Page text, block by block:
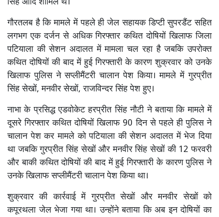
गौरतलब है कि मामले में पहले ही जेल सहायक डिप्टी सुपरडैंट सहित
लगभग एक दर्जन से अधिक गिरफ्तार कथित दोषियों खिलाफ जिला
पटियाला की सेशन अदालत में मामला चल रहा है जबकि उपरोक्त
कथित दोषियों की बाद में हुई गिरफ्तारी के कारण शुक्रवार को उनके
खिलाफ पुलिस ने सप्लीमैंटरी चालान पेश किया। मामले में गुरप्रीत
सिंह सेखों, मनवीर सेखों, राजविन्दर सिंह पेश हुए।
नाभा के प्रसिद्ध एडवोकेट हरप्रीत सिंह नौटी ने बताया कि मामले में
दूसरे गिरफ्तार कथित दोषियों खिलाफ 90 दिन से पहले ही पुलिस ने
चालान पेश कर मामले को पटियाला की सेशन अदालत में भेज दिया
था जबकि गुरप्रीत सिंह सेखों और मनवीर सिंह सेखों की 12 फरवरी
और बाकी कथित दोषियों की बाद में हुई गिरफ्तारी के कारण पुलिस ने
उनके खिलाफ सप्लीमैंटरी चालान पेश किया था।
शुक्रवार की कार्रवाई में गुरप्रीत सेखों और मनवीर सेखों को
कपूरथला जेल भेजा गया था। उन्होंने बताया कि अब इन दोषियों का